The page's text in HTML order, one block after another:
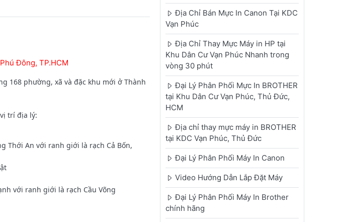
Đông, TP.HCM
168 phường, xã và đặc khu mới ở Thành
trí địa lý:
Thới An với ranh giới là rạch Cả Bốn,
với ranh giới là rạch Cầu Võng
Địa Chỉ Bán Mực In Canon Tại KDC
Vạn Phúc
Địa Chỉ Thay Mực Máy in HP tại
Khu Dân Cư Vạn Phúc Nhanh trong
vòng 30 phút
Đại Lý Phân Phối Mực In BROTHER
tại Khu Dân Cư Vạn Phúc, Thủ Đức,
HCM
Địa chỉ thay mực máy in BROTHER
tại KDC Vạn Phúc, Thủ Đức
Đại Lý Phân Phối Máy In Canon
Video Hướng Dẫn Lắp Đặt Máy
Đại Lý Phân Phối Máy In Brother
chính hãng